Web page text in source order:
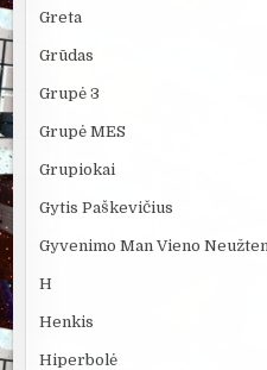
Greta
Grūdas
Grupė 3
Grupė MES
Grupiokai
Gytis Paškevičius
Gyvenimo Man Vieno
H
Henkis
Hiperbolė